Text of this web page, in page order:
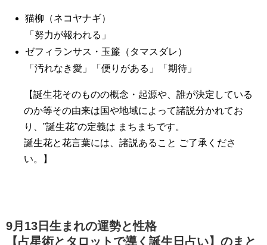
猫柳（ネコヤナギ）
「努力が報われる」
ゼフィランサス・玉簾（タマスダレ）
「汚れなき愛」「便りがある」「期待」
【誕生花そのものの概念・起源や、誰が決定している
のか等その由来は国や地域によって諸説分かれてお
り、”誕生花”の定義は まちまちです。
誕生花と花言葉には、諸説あること ご了承くださ
い。】
9月13日生まれの運勢と性格
【占星術とタロットで導く誕生日占い】のまと